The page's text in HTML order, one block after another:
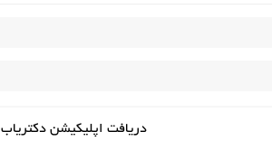
دریافت اپلیکیشن دکتریاب